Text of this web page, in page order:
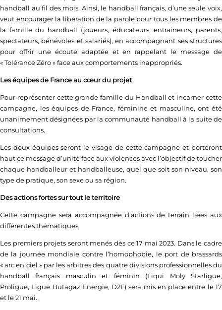
handball au fil des mois. Ainsi, le handball français, d’une seule voix,
veut encourager la libération de la parole pour tous les membres de
la famille du handball (joueurs, éducateurs, entraineurs, parents,
spectateurs, bénévoles et salariés), en accompagnant ses structures
pour offrir une écoute adaptée et en rappelant le message de
« Tolérance Zéro » face aux comportements inappropriés.
Les équipes de France au cœur du projet
Pour représenter cette grande famille du Handball et incarner cette
campagne, les équipes de France, féminine et masculine, ont été
unanimement désignées par la communauté handball à la suite de
consultations.
Les deux équipes seront le visage de cette campagne et porteront
haut ce message d’unité face aux violences avec l’objectif de toucher
chaque handballeur et handballeuse, quel que soit son niveau, son
type de pratique, son sexe ou sa région.
Des actions fortes sur tout le territoire
Cette campagne sera accompagnée d’actions de terrain liées aux
différentes thématiques.
Les premiers projets seront menés dès ce 17 mai 2023. Dans le cadre
de la journée mondiale contre l’homophobie, le port de brassards
« arc en ciel » par les arbitres des quatre divisions professionnelles du
handball français masculin et féminin (Liqui Moly Starligue,
Proligue, Ligue Butagaz Energie, D2F) sera mis en place entre le 17
et le 21 mai.